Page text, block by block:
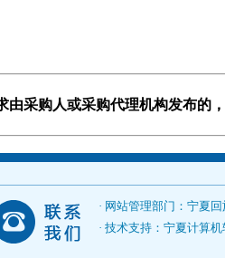
采购人或采购代理机构发布的
· 网站管理部门：宁夏
· 技术支持：宁夏计算